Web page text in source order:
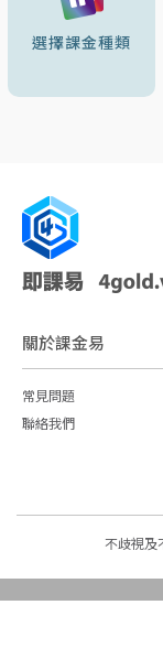
選擇課金種類
關於課金易
常見問題
聯絡我們
不歧視